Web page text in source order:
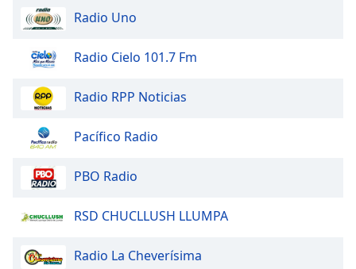
Reset
Done
Close
Modal
window.
Radio Uno
Radio Cielo 101.7 Fm
Radio RPP Noticias
Pacífico Radio
PBO Radio
RSD CHUCLLUSH LLUMPA
Radio La Cheverísima